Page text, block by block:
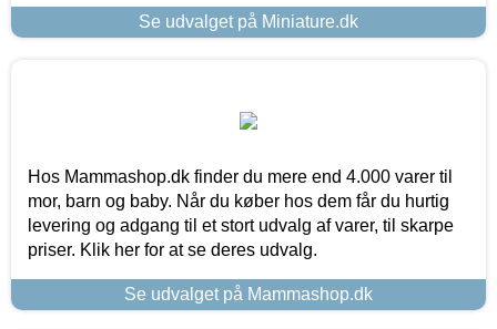
Se udvalget på Miniature.dk
Hos Mammashop.dk finder du mere end 4.000 varer til
mor, barn og baby. Når du køber hos dem får du hurtig
levering og adgang til et stort udvalg af varer, til skarpe
priser. Klik her for at se deres udvalg.
Se udvalget på Mammashop.dk